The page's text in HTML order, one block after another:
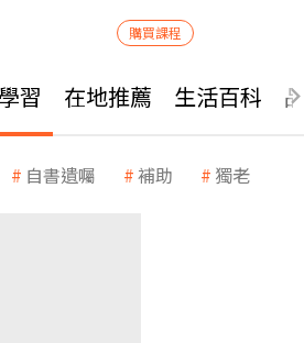
購買課程
習 在地推薦 生活百科
自書遺囑 補助 獨老